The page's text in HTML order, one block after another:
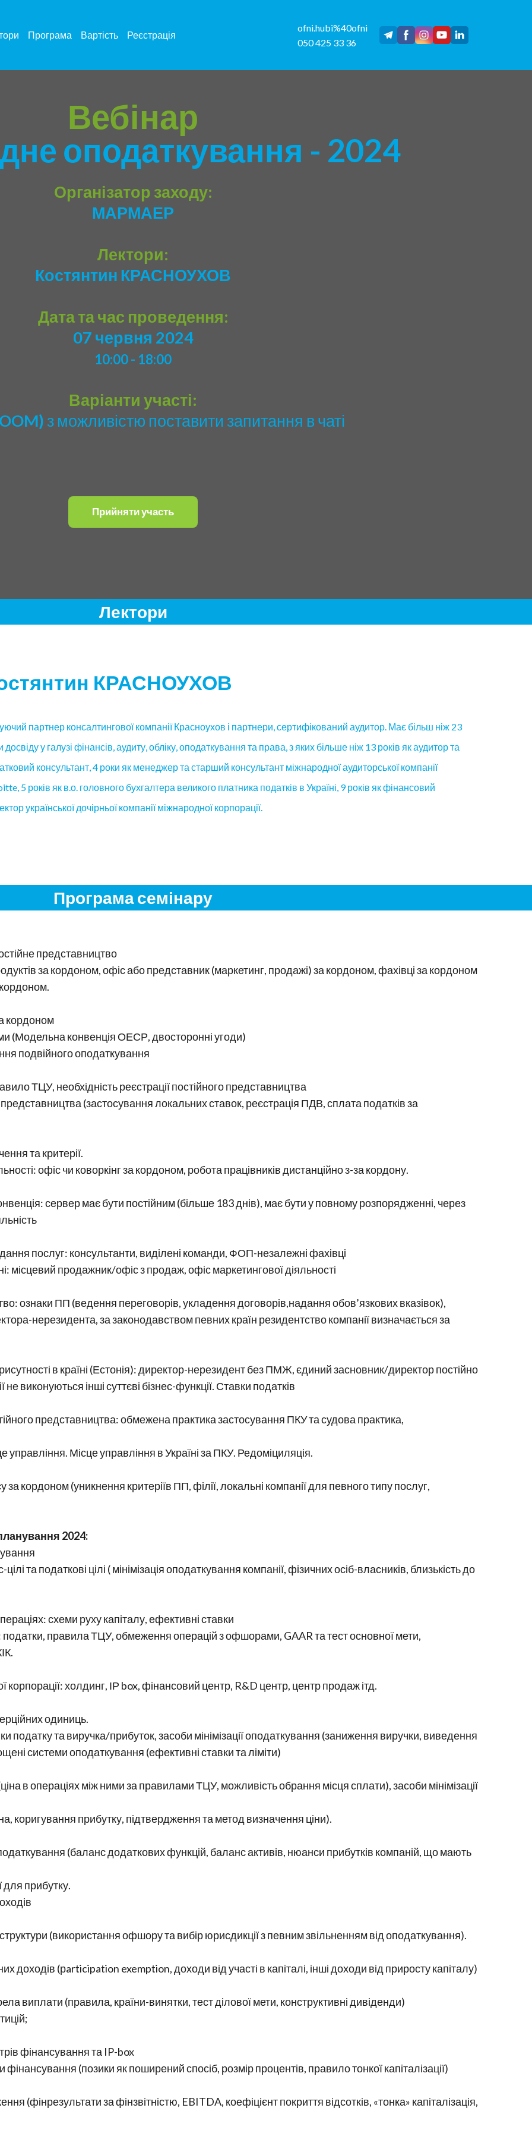
Програма Вартість Реєстрація
ofni.hubi%40ofni
050 425 33 36
Вебінар
оподаткування - 2024
Організатор заходу:
МАРМАЕР
Лектори:
Костянтин КРАСНОУХОВ
Дата та час проведення:
07 червня 2024
10:00 - 18:00
Варіанти участі:
з можливістю поставити запитання в чаті
Прийняти участь
Лектори
КРАСНОУХОВ
партнер консалтингової компанії Красноухов і партнери, сертифікований аудитор. Має більш ніж 23
досвіду у галузі фінансів, аудиту, обліку, оподаткування та права, з яких більше ніж 13 років як аудитор та
консультант, 4 роки як менеджер та старший консультант міжнародної аудиторської компанії
5 років як в.о. головного бухгалтера великого платника податків в Україні, 9 років як фінансовий
української дочірньої компанії міжнародної корпорації.
Програма семінару
представництво
за кордоном, офіс або представник (маркетинг, продажі) за кордоном, фахівці за кордоном
кордоном
(Модельна конвенція ОЕСР, двосторонні угоди)
подвійного оподаткування
ТЦУ, необхідність реєстрації постійного представництва
(застосування локальних ставок, реєстрація ПДВ, сплата податків за
та критерії.
офіс чи коворкінг за кордоном, робота працівників дистанційно з-за кордону.
сервер має бути постійним (більше 183 днів), має бути у повному розпорядженні, через
послуг: консультанти, виділені команди, ФОП-незалежні фахівці
місцевий продажник/офіс з продаж, офіс маркетингової діяльності
ознаки ПП (ведення переговорів, укладення договорів,надання обов’язкових вказівок),
нерезидента, за законодавством певних країн резидентство компанії визначається за
в країні (Естонія): директор-нерезидент без ПМЖ, єдиний засновник/директор постійно
виконуються інші суттєві бізнес-функції. Ставки податків
представництва: обмежена практика застосування ПКУ та судова практика,
Місце управління в Україні за ПКУ. Редоміциляція.
за кордоном (уникнення критеріїв ПП, філії, локальні компанії для певного типу послуг,
2024:
та податкові цілі ( мінімізація оподаткування компанії, фізичних осіб-власників, близькість до
схеми руху капіталу, ефективні ставки
правила ТЦУ, обмеження операцій з офшорами, GAAR та тест основної мети,
холдинг, ІР box, фінансовий центр, R&D центр, центр продаж ітд.
одиниць.
податку та виручка/прибуток, засоби мінімізації оподаткування (заниження виручки, виведення
системи оподаткування (ефективні ставки та ліміти)
в операціях між ними за правилами ТЦУ, можливість обрання місця сплати), засоби мінімізації
коригування прибутку, підтвердження та метод визначення ціни).
(баланс додаткових функцій, баланс активів, нюанси прибутків компаній, що мають
прибутку.
(використання офшору та вибір юрисдикції з певним звільненням від оподаткування).
доходів (рarticipation exemption, доходи від участі в капіталі, інші доходи від приросту капіталу)
виплати (правила, країни-винятки, тест ділової мети, конструктивні дивіденди)
фінансування та IP-box
(позики як поширений спосіб, розмір процентів, правило тонкої капіталізації)
(фінрезультати за фінзвітністю, EBITDA, коефіцієнт покриття відсотків, «тонка» капіталізація,